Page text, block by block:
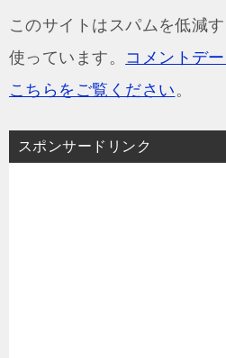
このサイトはスパムを低減
使っています。 コメントデ
こちらをご覧ください 。
スポンサードリンク